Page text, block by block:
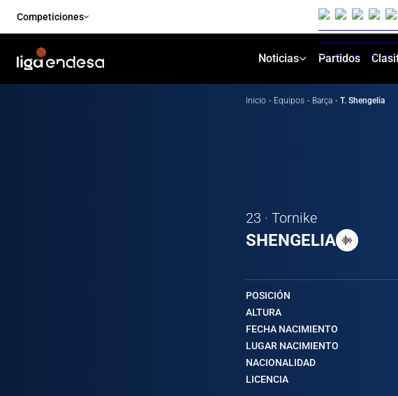
Competiciones
Noticias Partidos
Inicio · Equipos · Barça · T. Shengelia
23 · Tornike
SHENGELIA
POSICIÓN
ALTURA
FECHA NACIMIENTO
LUGAR NACIMIENTO
NACIONALIDAD
LICENCIA